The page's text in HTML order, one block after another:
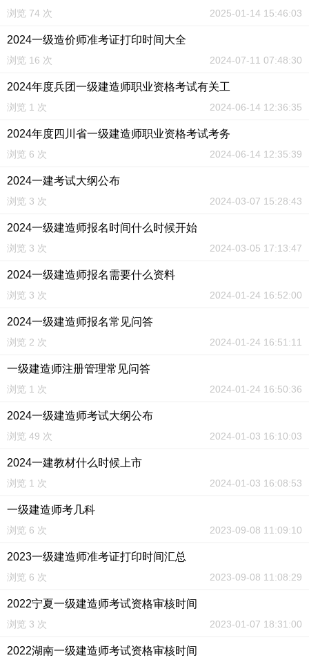
浏览 74 次 2025-01-14 15:46:03
2024一级造价师准考证打印时间大全
浏览 16 次 2024-07-11 07:48:30
2024年度兵团一级建造师职业资格考试有关工
浏览 1 次 2024-06-14 12:36:35
2024年度四川省一级建造师职业资格考试考务
浏览 6 次 2024-06-14 12:35:39
2024一建考试大纲公布
浏览 3 次 2024-03-07 15:28:43
2024一级建造师报名时间什么时候开始
浏览 3 次 2024-03-05 17:13:47
2024一级建造师报名需要什么资料
浏览 3 次 2024-01-24 16:52:00
2024一级建造师报名常见问答
浏览 2 次 2024-01-24 16:51:11
一级建造师注册管理常见问答
浏览 1 次 2024-01-24 16:50:36
2024一级建造师考试大纲公布
浏览 49 次 2024-01-03 16:10:03
2024一建教材什么时候上市
浏览 1 次 2024-01-03 16:08:53
一级建造师考几科
浏览 6 次 2023-09-08 11:09:10
2023一级建造师准考证打印时间汇总
浏览 6 次 2023-09-08 11:08:29
2022宁夏一级建造师考试资格审核时间
浏览 3 次 2023-01-07 18:31:00
2022湖南一级建造师考试资格审核时间